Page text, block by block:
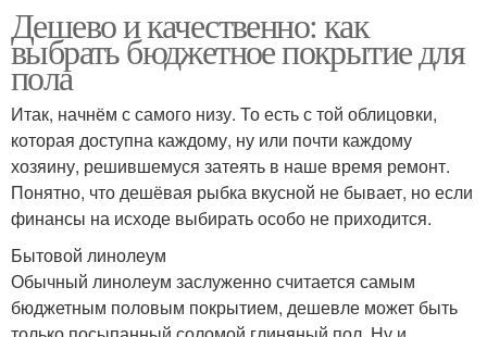
Дешево и качественно: как
выбрать бюджетное покрытие для
пола
Итак, начнём с самого низу. То есть с той облицовки,
которая доступна каждому, ну или почти каждому
хозяину, решившемуся затеять в наше время ремонт.
Понятно, что дешёвая рыбка вкусной не бывает, но если
финансы на исходе выбирать особо не приходится.
Бытовой линолеум
Обычный линолеум заслуженно считается самым
бюджетным половым покрытием, дешевле может быть